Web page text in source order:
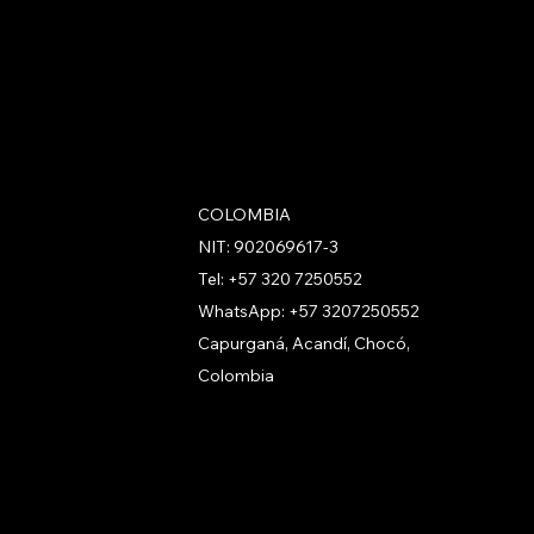
COLOMBIA
NIT: 902069617-3
Tel: +57 320 7250552
WhatsApp: +57 3207250552
Capurganá, Acandí, Chocó,
Colombia